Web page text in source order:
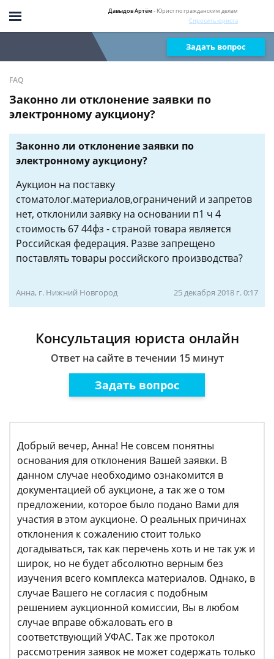
Давыдов Артём- Юрист по гражданским делам
Спросить юриста
Задать вопрос
FAQ
Законно ли отклонение заявки по
электронному аукциону?
Законно ли отклонение заявки по
электронному аукциону?
Аукцион на поставку
стоматолог.материалов,ограничений и запретов
нет, отклонили заявку на основании п1 ч 4
стоимость 67 44фз - страной товара является
Российская федерация. Разве запрещено
поставлять товары российского производства?
Анна, г. Нижний Новгород 25 декабря 2018 г. 0:17
Консультация юриста онлайн
Ответ на сайте в течении 15 минут
Задать вопрос
Добрый вечер, Анна! Не совсем понятны
основания для отклонения Вашей заявки. В
данном случае необходимо ознакомится в
документацией об аукционе, а так же о том
предложении, которое было подано Вами для
участия в этом аукционе. О реальных причинах
отклонения к сожалению стоит только
догадываться, так как перечень хоть и не так уж и
широк, но не будет абсолютно верным без
изучения всего комплекса материалов. Однако, в
случае Вашего не согласия с подобным
решением аукционной комиссии, Вы в любом
случае вправе обжаловать его в
соответствующий УФАС. Так же протокол
рассмотрения заявок не может содержать только